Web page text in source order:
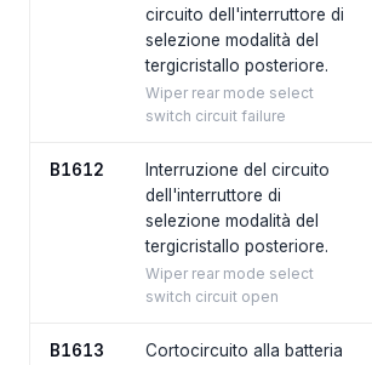
circuito dell'interruttore di
selezione modalità del
tergicristallo posteriore.
Wiper rear mode select
switch circuit failure
B1612
Interruzione del circuito
dell'interruttore di
selezione modalità del
tergicristallo posteriore.
Wiper rear mode select
switch circuit open
B1613
Cortocircuito alla batteria